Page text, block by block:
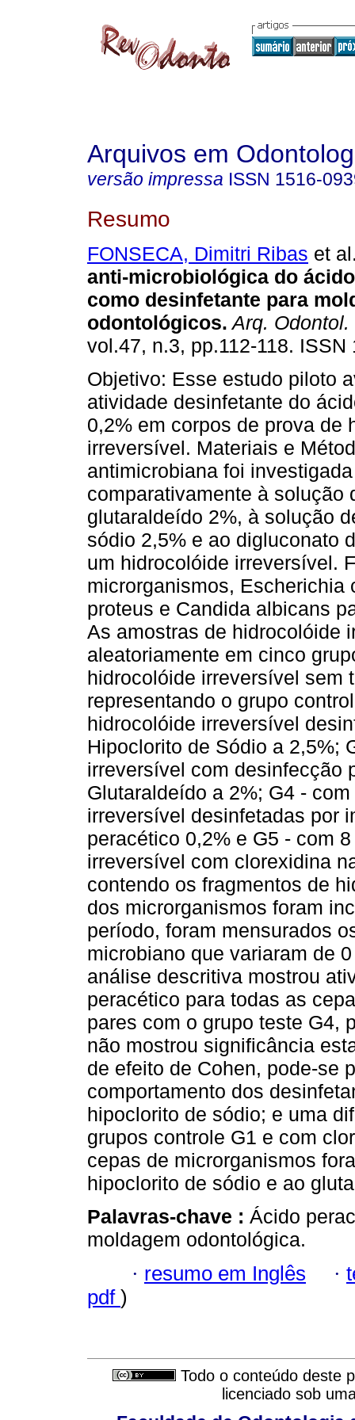
Arquivos em
versão impressa ISSN 1516-
Resumo
FONSECA, Dimitri Ribas et
anti-microbiológica do
como desinfetante para
odontológicos. Arq. Odontol.
vol.47, n.3, pp.112-118. ISSN
Objetivo: Esse estudo piloto
atividade desinfetante do
0,2% em corpos de prova de
irreversível. Materiais e
antimicrobiana foi investigada
comparativamente à solução
glutaraldeído 2%, à solução
sódio 2,5% e ao digluconato
um hidrocolóide irreversível.
microrganismos,
proteus e Candida albicans
As amostras de hidrocolóide
aleatoriamente em cinco
hidrocolóide irreversível sem
representando o grupo
hidrocolóide irreversível
Hipoclorito de Sódio a 2,5%;
irreversível com desinfecção
Glutaraldeído a 2%; G4 -
irreversível desinfetadas por
peracético 0,2% e G5 - com
irreversível com clorexidina
contendo os fragmentos de
dos microrganismos foram
período, foram mensurados
microbiano que variaram de
análise descritiva mostrou
peracético para todas as
pares com o grupo teste G4,
não mostrou significância
de efeito de Cohen, pode-se
comportamento dos
hipoclorito de sódio; e uma
grupos controle G1 e com
cepas de microrganismos
hipoclorito de sódio e ao
Palavras-chave : Ácido
moldagem odontológica.
· resumo em Inglês ·
pdf )
Todo o conteúdo deste
licenciado sob